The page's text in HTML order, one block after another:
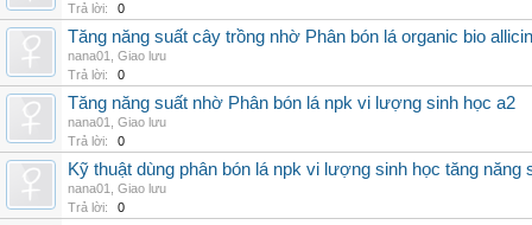
Trả lời:
0
Tăng năng suất cây trồng nhờ Phân bón lá organic bio allicin
nana01
Giao lưu
Trả lời:
0
Tăng năng suất nhờ Phân bón lá npk vi lượng sinh học a2
nana01
Giao lưu
Trả lời:
0
Kỹ thuật dùng phân bón lá npk vi lượng sinh học tăng năng
nana01
Giao lưu
Trả lời:
0